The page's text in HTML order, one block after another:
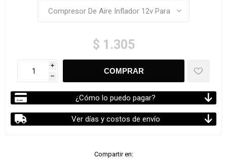
$ 1.305
i
h
¿Cómo lo puedo pagar?
Ver días y costos de envío
Compartir en: